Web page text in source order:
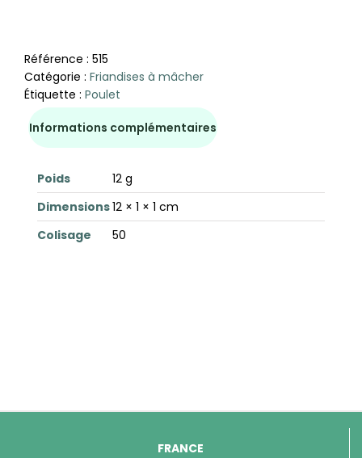
Référence : 515
Catégorie : Friandises à mâcher
Étiquette : Poulet
Informations complémentaires
Poids
12 g
Dimensions12 × 1 × 1 cm
Colisage
50
FRANCE